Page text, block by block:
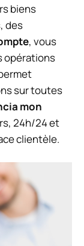
biens
des
, vous
opérations
sur toutes
mon
24h/24 et
clientèle.